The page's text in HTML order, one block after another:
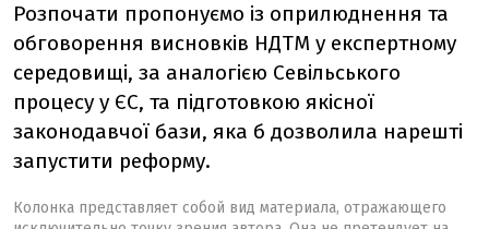
Розпочати пропонуємо із оприлюднення та
обговорення висновків НДТМ у експертному
середовищі, за аналогією Севільського
процесу у ЄС, та підготовкою якісної
законодавчої бази, яка б дозволила нарешті
запустити реформу.
Колонка представляет собой вид материала, отражающего